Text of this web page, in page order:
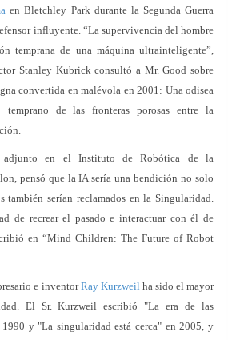
en Bletchley Park durante la Segunda Guerra
influyente. “La supervivencia del hombre
temprana de una máquina ultrainteligente”,
Stanley Kubrick consultó a Mr. Good sobre
convertida en malévola en 2001: Una odisea
de las fronteras porosas entre la
adjunto en el Instituto de Robótica de la
pensó que la IA sería una bendición no solo
también serían reclamados en la Singularidad.
de recrear el pasado e interactuar con él de
en “Mind Children: The Future of Robot
e inventorRay Kurzweil ha sido el mayor
El Sr. Kurzweil escribió "La era de las
y "La singularidad está cerca" en 2005, y